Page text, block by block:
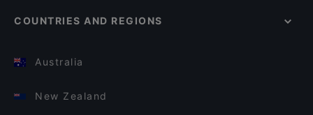
COUNTRIES AND REGIONS
Australia
New Zealand